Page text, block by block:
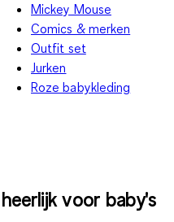
Mickey Mouse
Comics & merken
Outfit set
Jurken
Roze babykleding
voor baby's